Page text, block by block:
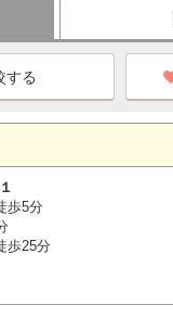
歩5分
歩25分